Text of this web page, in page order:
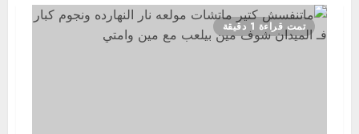
تمت قراءة 1 دقيقة